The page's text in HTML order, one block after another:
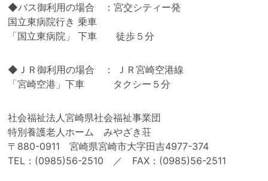
◆バス御利用の場合 ：宮交シティー発
国立東病院行き 乗車
「国立東病院」 下車 徒歩５分
◆ＪＲ御利用の場合 ： ＪＲ宮崎空港線
「宮崎空港」下車 タクシー５分
社会福祉法人宮崎県社会福祉事業団
特別養護老人ホーム みやざき荘
〒880-0911 宮崎県宮崎市大字田吉4977-374
TEL：(0985)56-2510 ／ FAX：(0985)56-2511